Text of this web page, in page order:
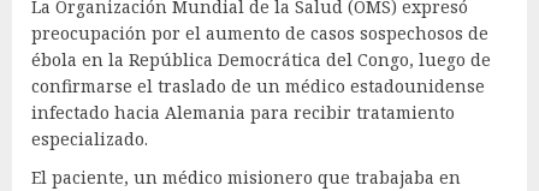
La Organización Mundial de la Salud (OMS) expresó
preocupación por el aumento de casos sospechosos de
ébola en la República Democrática del Congo, luego de
confirmarse el traslado de un médico estadounidense
infectado hacia Alemania para recibir tratamiento
especializado.
El paciente, un médico misionero que trabajaba en